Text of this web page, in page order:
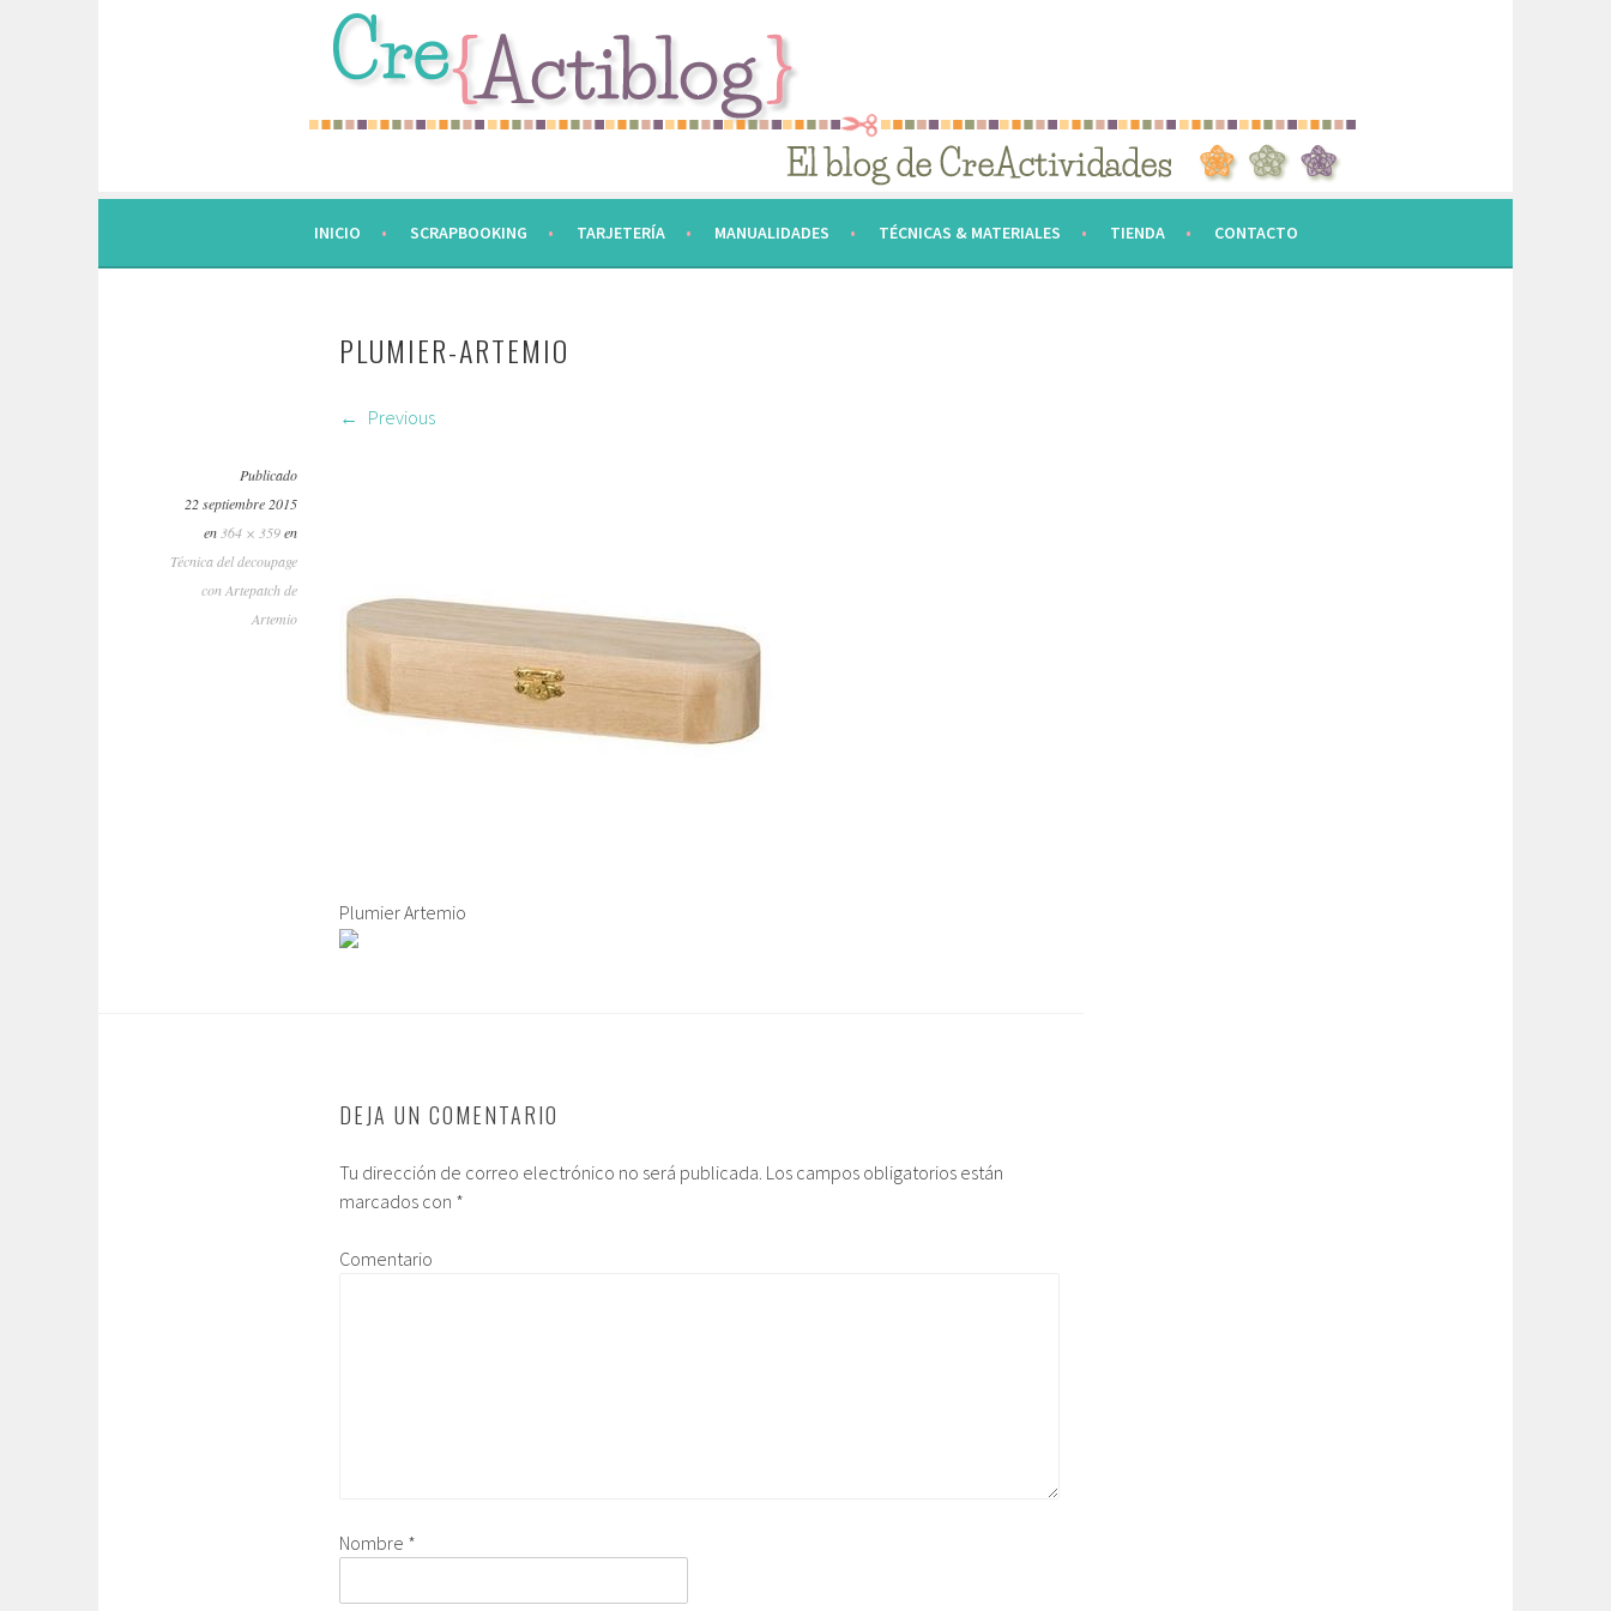
INICIO SCRAPBOOKING TARJETERÍA MANUALIDADES TÉCNICAS & MATERIALES TIENDA CONTACTO
PLUMIER-ARTEMIO
Previous
Publicado
22 septiembre 2015
en 364 × 359en
Técnica del decoupage
con Artepatch de
Artemio
Plumier Artemio
DEJA UN COMENTARIO
Tu dirección de correo electrónico no será publicada. Los campos obligatorios están
marcados con *
Comentario
Nombre *